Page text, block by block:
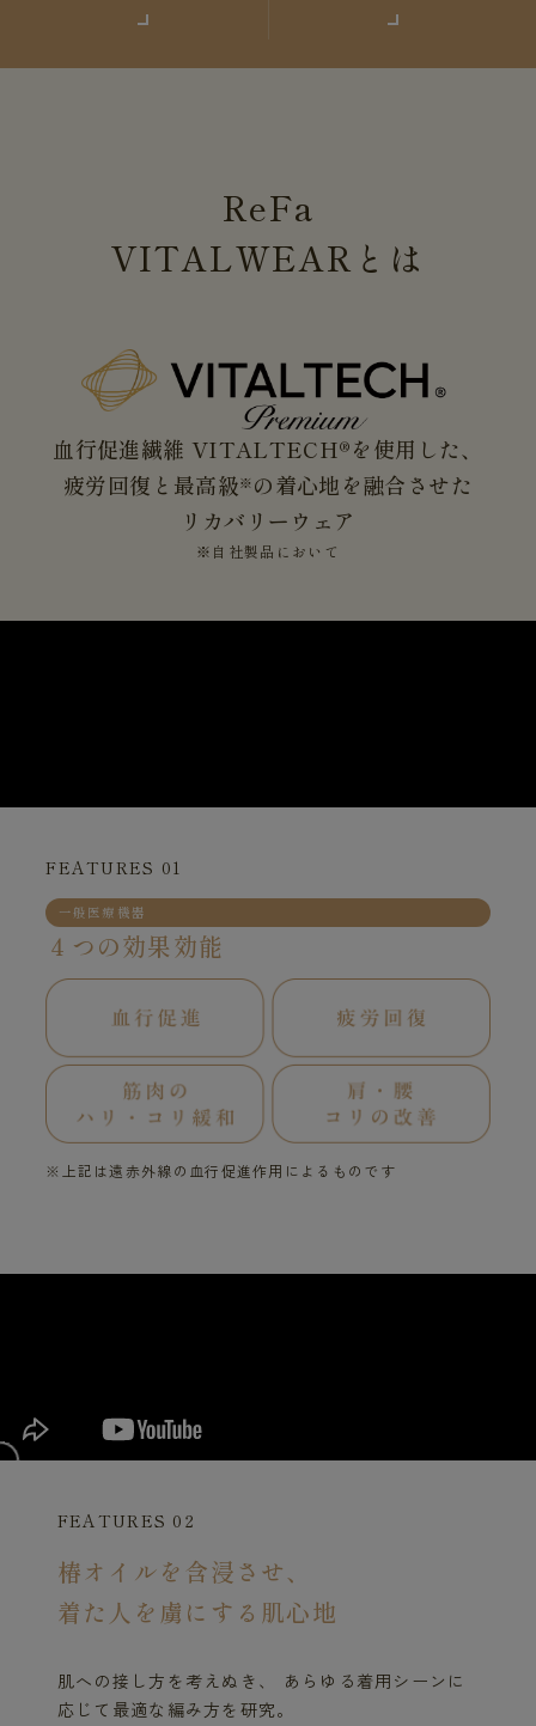
ReFa
VITALWEAR とは
血行促進繊維 VITALTECH®を使用した、
疲労回復と最高級※ の着心地を融合させた
リカバリーウェア
※自社製品において
FEATURES 01
一般医療機器
４つの効果効能
※上記は遠赤外線の血行促進作用によるものです
FEATURES 02
椿オイルを含浸させ、
着た人を虜にする肌心地
肌への接し方を考えぬき、 あらゆる着用シーンに
応じて最適な編み方を研究。